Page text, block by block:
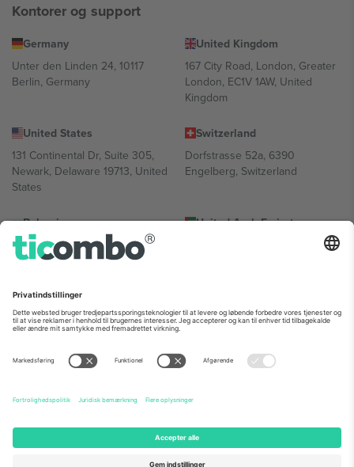
Kontorer og support
Germany
Unter den Linden 24, 10117
Berlin, Germany
United Kingdom
167 City Road, London, Greater
London, EC1V 1AW, United
Kingdom
United States
131 Continental Dr, Suite 305,
Newark, Delaware 19713, United
States
Switzerland
Dorfstrasse 52a, 6390
Engelberg, Switzerland
Bulgaria
Regus Sofia City West, bul
Totleben 53-55, 1606 Sofia,
United Arab Emirates
UAE Dubai Silicon Oasis, DDP
Mexico
Av Chapultepec 360, Roma
Norte, Cuauhtémoc, 06700
Ciudad de México, CDMX,
sted, begivenhed og/eller domæne. For detaljer se den specifikke
begivenhedsside, tryk og vilkår.,Virksomhed
Ticombo. Alle rettigheder forbeholdes.